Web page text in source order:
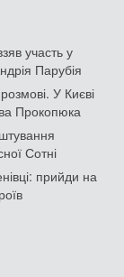
участь у
Парубія
У Києві
Прокопюка
Сотні
прийди на